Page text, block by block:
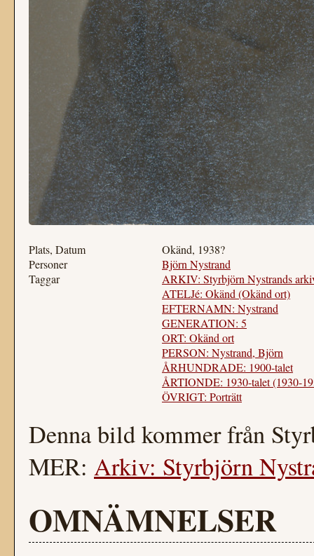
Plats, Datum
Okänd, 1938?
Personer
Björn Nystrand
Taggar
ARKIV: Styrbjörn Nystrands
ATELJé: Okänd (Okänd ort)
EFTERNAMN: Nystrand
GENERATION: 5
ORT: Okänd ort
PERSON: Nystrand, Björn
ÅRHUNDRADE: 1900-talet
ÅRTIONDE: 1930-talet (1930-
ÖVRIGT: Porträtt
Denna bild kommer från
MER: Arkiv: Styrbjörn
OMNÄMNELSER